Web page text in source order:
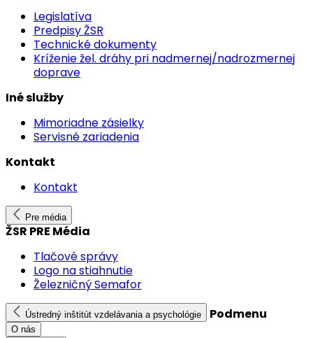
Legislatíva
Predpisy ŽSR
Technické dokumenty
Kríženie žel. dráhy pri nadmernej/nadrozmernej
doprave
Iné služby
Mimoriadne zásielky
Servisné zariadenia
Kontakt
Kontakt
Pre média
ŽSR PRE Média
Tlačové správy
Logo na stiahnutie
Železničný Semafor
Ústredný inštitút vzdelávania a psychológie Podmenu
O nás